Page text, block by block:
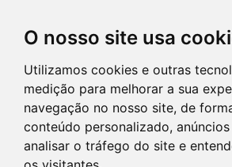
O nosso site usa
Utilizamos cookies e outras
medição para melhorar a sua
navegação no nosso site, de
conteúdo personalizado,
analisar o tráfego do site e